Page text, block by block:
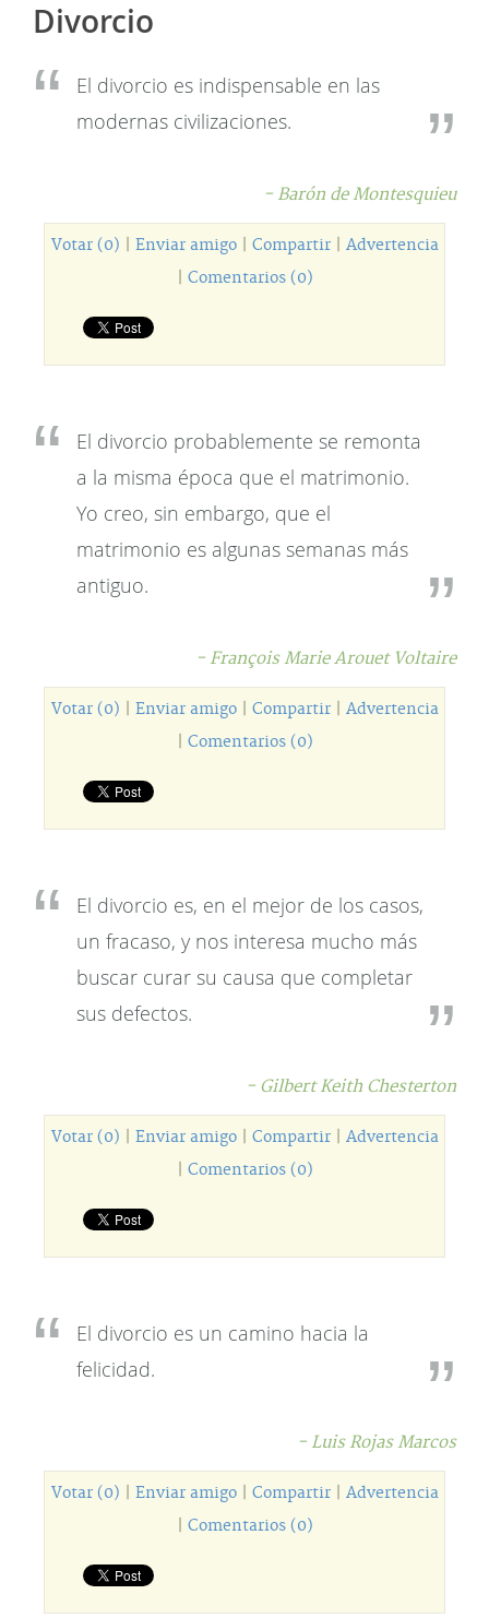
Divorcio
El divorcio es indispensable en las
modernas civilizaciones.
- Barón de Montesquieu
Votar (0) Enviar amigo| Compartir| Advertencia
Comentarios (0)
El divorcio probablemente se remonta
a la misma época que el matrimonio.
Yo creo, sin embargo, que el
matrimonio es algunas semanas más
antiguo.
- François Marie Arouet Voltaire
Votar (0) Enviar amigo| Compartir| Advertencia
Comentarios (0)
El divorcio es, en el mejor de los casos,
un fracaso, y nos interesa mucho más
buscar curar su causa que completar
sus defectos.
- Gilbert Keith Chesterton
Votar (0) Enviar amigo| Compartir| Advertencia
Comentarios (0)
El divorcio es un camino hacia la
felicidad.
- Luis Rojas Marcos
Votar (0) Enviar amigo| Compartir| Advertencia
Comentarios (0)